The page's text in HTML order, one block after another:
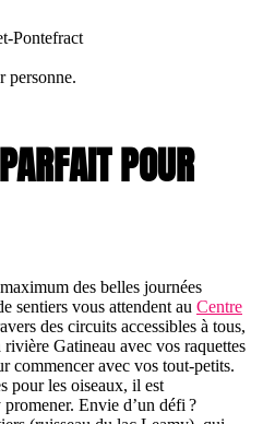
Pontefract
personne.
POUR
des belles journées
sentiers vous attendent au Centre
des circuits accessibles à tous,
Gatineau avec vos raquettes
commencer avec vos tout-petits.
pour les oiseaux, il est
Envie d’un défi ?